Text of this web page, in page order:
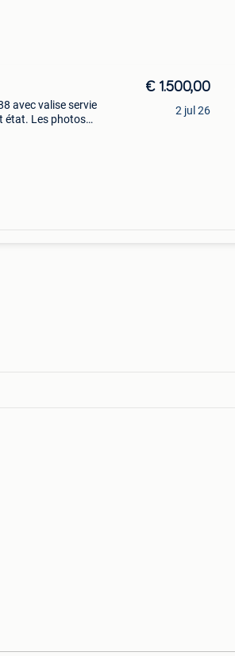
avec valise servie
état. Les photos
€ 1.500,00
2 jul 26